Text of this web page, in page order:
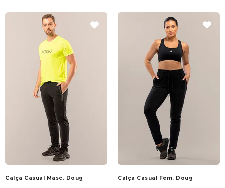
Calça Casual Masc. Doug Calça Casual Fem. Doug